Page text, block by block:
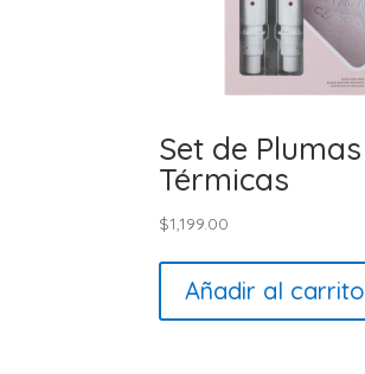
Set de Plumas
Térmicas
$1,199.00
Añadir al carrito